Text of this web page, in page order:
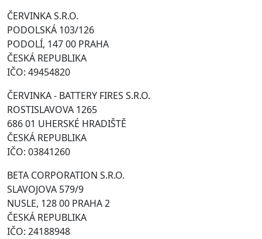
ČERVINKA S.R.O.
PODOLSKÁ 103/126
PODOLÍ, 147 00 PRAHA
ČESKÁ REPUBLIKA
IČO: 49454820
ČERVINKA - BATTERY FIRES S.R.O.
ROSTISLAVOVA 1265
686 01 UHERSKÉ HRADIŠTĚ
ČESKÁ REPUBLIKA
IČO: 03841260
BETA CORPORATION S.R.O.
SLAVOJOVA 579/9
NUSLE, 128 00 PRAHA 2
ČESKÁ REPUBLIKA
IČO: 24188948